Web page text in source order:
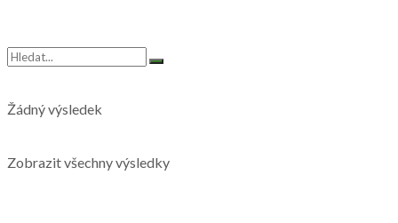
Žádný výsledek
Zobrazit všechny výsledky